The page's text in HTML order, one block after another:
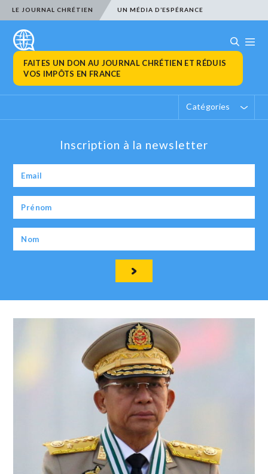
LE JOURNAL CHRÉTIEN UN MÉDIA D’ESPÉRANCE
FAITES UN DON AU JOURNAL CHRÉTIEN ET RÉDUIS
VOS IMPÔTS EN FRANCE
Catégories
Inscription à la newsletter